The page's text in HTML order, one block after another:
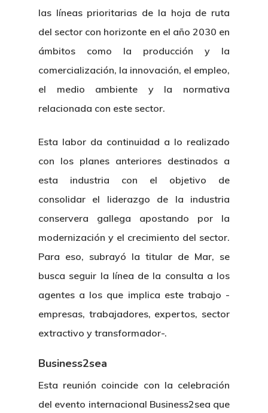
las líneas prioritarias de la hoja de ruta
del sector con horizonte en el año 2030 en
ámbitos como la producción y la
comercialización, la innovación, el empleo,
el medio ambiente y la normativa
relacionada con este sector.
Esta labor da continuidad a lo realizado
con los planes anteriores destinados a
esta industria con el objetivo de
consolidar el liderazgo de la industria
conservera gallega apostando por la
modernización y el crecimiento del sector.
Para eso, subrayó la titular de Mar, se
busca seguir la línea de la consulta a los
agentes a los que implica este trabajo -
empresas, trabajadores, expertos, sector
extractivo y transformador-.
Business2sea
Esta reunión coincide con la celebración
del evento internacional Business2sea que